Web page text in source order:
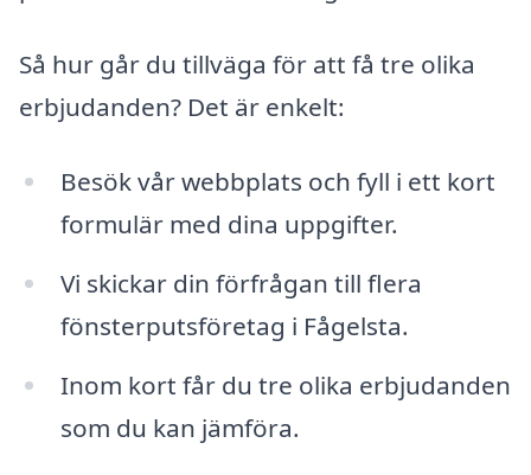
Så hur går du tillväga för att få tre olika
erbjudanden? Det är enkelt:
Besök vår webbplats och fyll i ett kort
formulär med dina uppgifter.
Vi skickar din förfrågan till flera
fönsterputsföretag i Fågelsta.
Inom kort får du tre olika erbjudanden
som du kan jämföra.